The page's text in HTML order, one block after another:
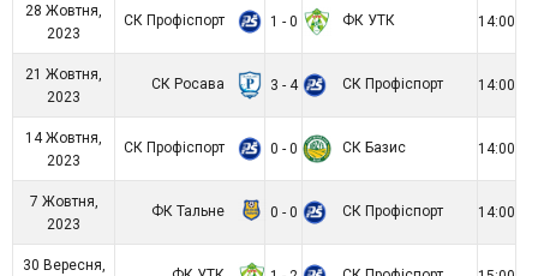
28 Жовтня,
2023
СК Профіспорт 1 - 0 ФК УТК 14:00
21 Жовтня,
2023
СК Росава 3 - 4 СК Профіспорт 14:00
14 Жовтня,
2023
СК Профіспорт 0 - 0 СК Базис 14:00
7 Жовтня,
2023
ФК Тальне 0 - 0 СК Профіспорт 14:00
30 Вересня,